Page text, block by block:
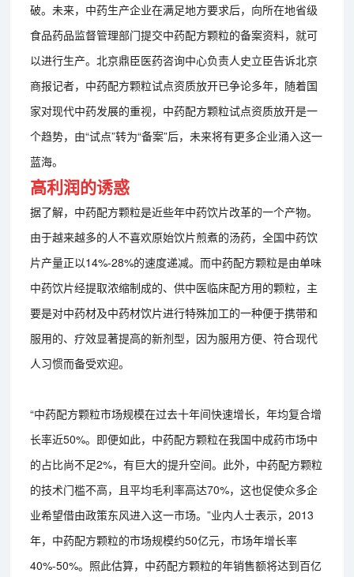
破。未来，中药生产企业在满足地方要求后，向所在地省级
食品药品监督管理部门提交中药配方颗粒的备案资料，就可
以进行生产。北京鼎臣医药咨询中心负责人史立臣告诉北京
商报记者，中药配方颗粒试点资质放开已争论多年，随着国
家对现代中药发展的重视，中药配方颗粒试点资质放开是一
个趋势，由“试点”转为“备案”后，未来将有更多企业涌入这一
蓝海。
高利润的诱惑
据了解，中药配方颗粒是近些年中药饮片改革的一个产物。
由于越来越多的人不喜欢原始饮片煎煮的汤药，全国中药饮
片产量正以14%-28%的速度递减。而中药配方颗粒是由单味
中药饮片经提取浓缩制成的、供中医临床配方用的颗粒，主
要是对中药材及中药材饮片进行特殊加工的一种便于携带和
服用的、疗效显著提高的新剂型，因为服用方便、符合现代
人习惯而备受欢迎。
“中药配方颗粒市场规模在过去十年间快速增长，年均复合增
长率近50%。即便如此，中药配方颗粒在我国中成药市场中
的占比尚不足2%，有巨大的提升空间。此外，中药配方颗粒
的技术门槛不高，且平均毛利率高达70%，这也促使众多企
业希望借由政策东风进入这一市场。”业内人士表示，2013
年，中药配方颗粒的市场规模约50亿元，市场年增长率
40%-50%。照此估算，中药配方颗粒的年销售额将达到百亿